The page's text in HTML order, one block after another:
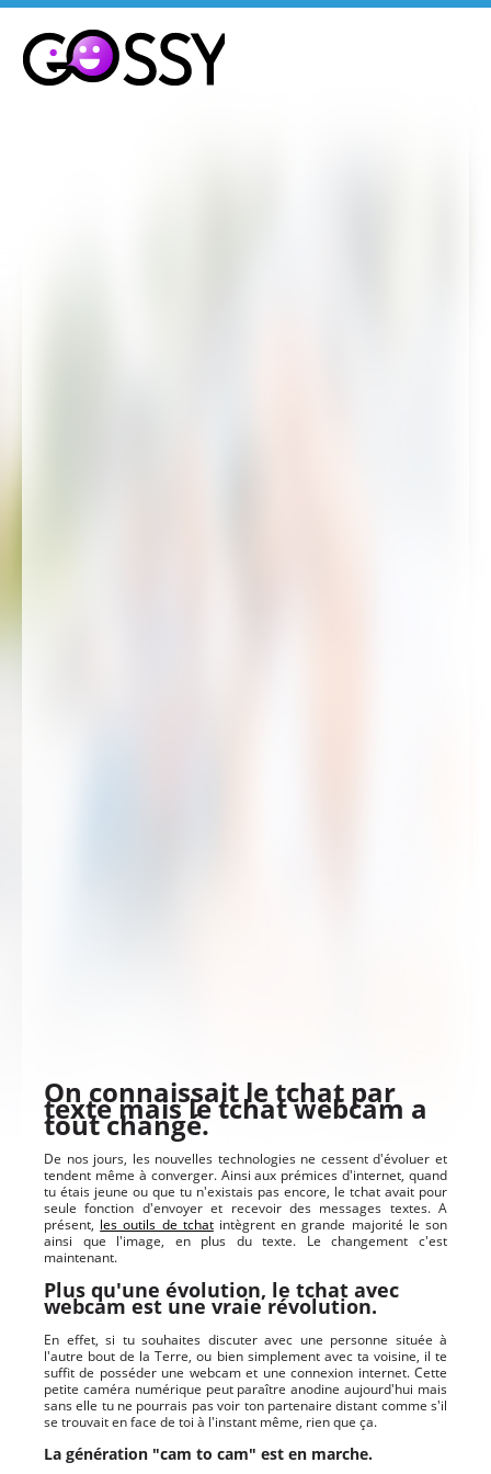
On connaissait le tchat par
texte mais le tchat webcam a
tout changé.
De nos jours, les nouvelles technologies ne cessent d'évoluer et
tendent même à converger. Ainsi aux prémices d'internet, quand
tu étais jeune ou que tu n'existais pas encore, le tchat avait pour
seule fonction d'envoyer et recevoir des messages textes. A
présent, les outils de tchatintègrent en grande majorité le son
ainsi que l'image, en plus du texte. Le changement c'est
maintenant.
Plus qu'une évolution, le tchat avec
webcam est une vraie révolution.
En effet, si tu souhaites discuter avec une personne située à
l'autre bout de la Terre, ou bien simplement avec ta voisine, il te
suffit de posséder une webcam et une connexion internet. Cette
petite caméra numérique peut paraître anodine aujourd'hui mais
sans elle tu ne pourrais pas voir ton partenaire distant comme s'il
se trouvait en face de toi à l'instant même, rien que ça.
La génération "cam to cam" est en marche.